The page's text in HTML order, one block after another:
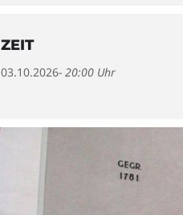
ZEIT
03.10.2026- 20:00 Uhr